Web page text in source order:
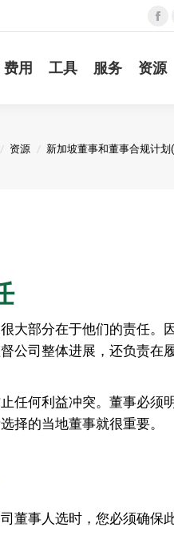
费用 工具 服务 资源
里：
资源 新加坡董事和董事合规计划
大部分在于他们的责任。
公司整体进展，还负责在
任何利益冲突。董事必须
择的当地董事就很重要。
董事人选时，您必须确保